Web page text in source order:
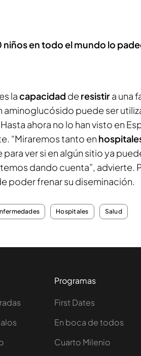
en todo el mundo lo
lacapacidad de resistira una
aminoglucósido puede ser
ahora no lo han visto en
“Miraremos tanto en
ver si en algún sitio ya
dando cuenta”, advierte.
poder frenar su diseminación.
Hospitales Salud
Programas
First Dates
En boca de todos
Cuarto Milenio